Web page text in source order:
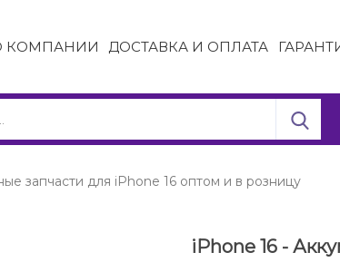
КОМПАНИИ ДОСТАВКА И ОПЛАТА
запчасти для iPhone 16 оптом и в розницу
iPhone 16 -